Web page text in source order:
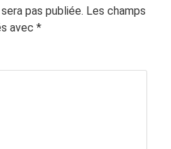
pas publiée. Les champs
avec *